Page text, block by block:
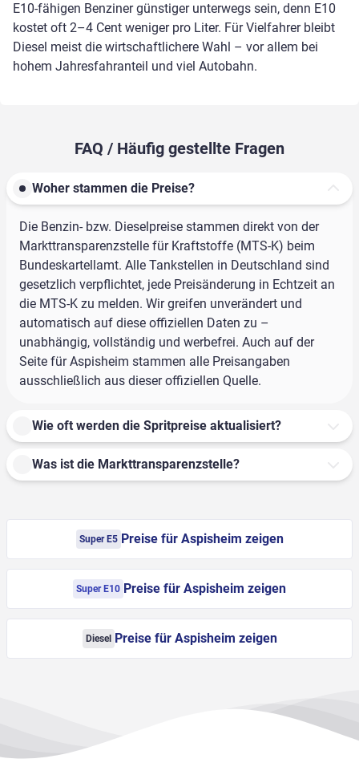
E10-fähigen Benziner günstiger unterwegs sein, denn E10
kostet oft 2–4 Cent weniger pro Liter. Für Vielfahrer bleibt
Diesel meist die wirtschaftlichere Wahl – vor allem bei
hohem Jahresfahranteil und viel Autobahn.
FAQ / Häufig gestellte Fragen
Woher stammen die Preise?
Die Benzin- bzw. Dieselpreise stammen direkt von der
Markttransparenzstelle für Kraftstoffe (MTS-K) beim
Bundeskartellamt. Alle Tankstellen in Deutschland sind
gesetzlich verpflichtet, jede Preisänderung in Echtzeit an
die MTS-K zu melden. Wir greifen unverändert und
automatisch auf diese offiziellen Daten zu –
unabhängig, vollständig und werbefrei. Auch auf der
Seite für Aspisheim stammen alle Preisangaben
ausschließlich aus dieser offiziellen Quelle.
Wie oft werden die Spritpreise aktualisiert?
Was ist die Markttransparenzstelle?
Super E5 Preise für Aspisheim zeigen
Super E10 Preise für Aspisheim zeigen
Diesel Preise für Aspisheim zeigen